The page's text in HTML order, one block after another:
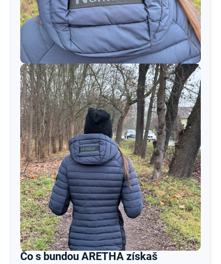
Čo s bundou ARETHA získaš